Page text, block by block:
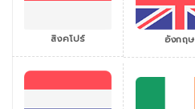
สิงคโปร์ อังกฤษ